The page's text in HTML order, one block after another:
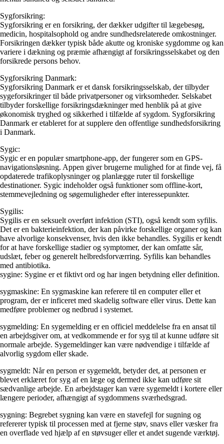
Sygforsikring:
Sygforsikring er en forsikring, der dækker udgifter til lægebesøg,
medicin, hospitalsophold og andre sundhedsrelaterede omkostninger.
Forsikringen dækker typisk både akutte og kroniske sygdomme og kan
variere i dækning og præmie afhængigt af forsikringsselskabet og den
forsikrede persons behov.
Sygforsikring Danmark:
Sygforsikring Danmark er et dansk forsikringsselskab, der tilbyder
sygeforsikringer til både privatpersoner og virksomheder. Selskabet
tilbyder forskellige forsikringsdækninger med henblik på at give
økonomisk tryghed og sikkerhed i tilfælde af sygdom. Sygforsikring
Danmark er etableret for at supplere den offentlige sundhedsforsikring
i Danmark.
Sygic:
Sygic er en populær smartphone-app, der fungerer som en GPS-
navigationsløsning. Appen giver brugerne mulighed for at finde vej, få
opdaterede trafikoplysninger og planlægge ruter til forskellige
destinationer. Sygic indeholder også funktioner som offline-kort,
stemmevejledning og søgemuligheder efter interessepunkter.
Sygilis:
Sygilis er en seksuelt overført infektion (STI), også kendt som syfilis.
Det er en bakterieinfektion, der kan påvirke forskellige organer og kan
have alvorlige konsekvenser, hvis den ikke behandles. Sygilis er kendt
for at have forskellige stadier og symptomer, der kan omfatte sår,
udslæt, feber og generelt helbredsforværring. Syfilis kan behandles
med antibiotika.
sygine: Sygine er et fiktivt ord og har ingen betydning eller definition.
sygmaskine: En sygmaskine kan referere til en computer eller et
program, der er inficeret med skadelig software eller virus. Dette kan
medføre problemer og nedbrud i systemet.
sygmelding: En sygemelding er en officiel meddelelse fra en ansat til
en arbejdsgiver om, at vedkommende er for syg til at kunne udføre sit
normale arbejde. Sygemeldinger kan være nødvendige i tilfælde af
alvorlig sygdom eller skade.
sygmeldt: Når en person er sygemeldt, betyder det, at personen er
blevet erklæret for syg af en læge og dermed ikke kan udføre sit
sædvanlige arbejde. En arbejdstager kan være sygemeldt i kortere eller
længere perioder, afhængigt af sygdommens sværhedsgrad.
sygning: Begrebet sygning kan være en stavefejl for sugning og
refererer typisk til processen med at fjerne støv, snavs eller væsker fra
en overflade ved hjælp af en støvsuger eller et andet sugende værktøj.